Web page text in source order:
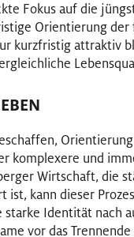
Fokus auf die
Orientierung
kurzfristig attraktiv
komplexere und
Wirtschaft, die
ist, kann dieser
starke Identität nach
vor das